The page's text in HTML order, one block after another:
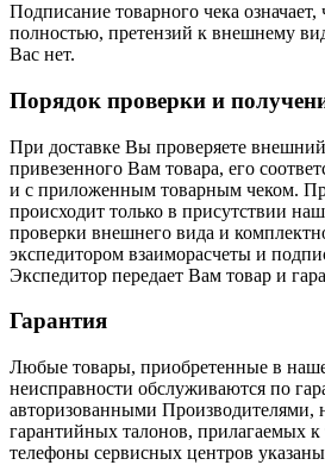
Подписание товарного чека
полностью, претензий к внешнему
Вас нет.
Порядок проверки и
При доставке Вы проверяете
привезенного Вам товара, его
и с приложенным товарным чеком.
происходит только в присутствии
проверки внешнего вида и
экспедитором взаиморасчеты и
Экспедитор передает Вам товар и
Гарантия
Любые товары, приобретенные в
неисправности обслуживаются по
авторизованными Производителями,
гарантийных талонов, прилагаемых к
телефоны сервисных центров